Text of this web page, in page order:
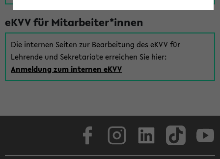
eKVV für Mitarbeiter*innen
Die internen Seiten zur Bearbeitung des eKVV für
Lehrende und Sekretariate erreichen Sie hier:
Anmeldung zum internen eKVV